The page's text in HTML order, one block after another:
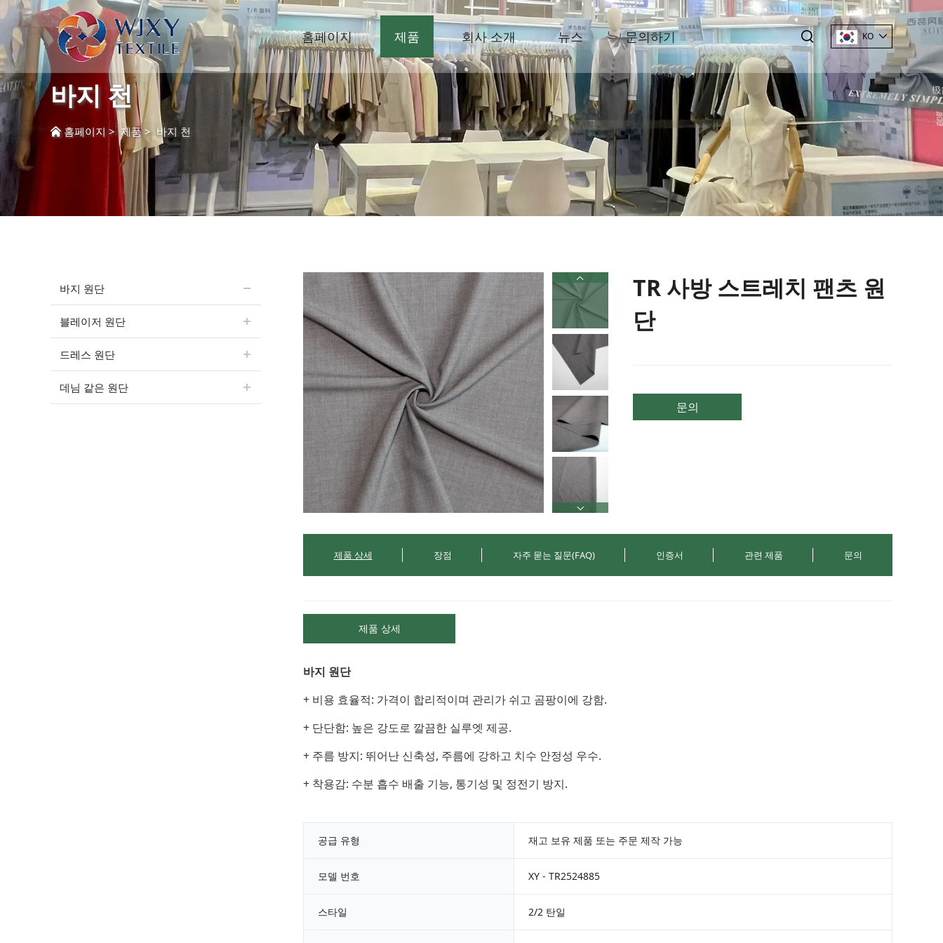
홈페이지 제품 회사 소개 뉴스 문의하기 KO
바지 천
홈페이지 >제품> 바지 천
바지 원단
블레이저 원단
드레스 원단
데님 같은 원단
TR 사방 스트레치 팬츠 원
단
문의
제품 상세 장점 자주 묻는 질문(FAQ) 인증서 관련 제품 문의
제품 상세
바지 원단
+ 비용 효율적: 가격이 합리적이며 관리가 쉬고 곰팡이에 강함.
+ 단단함: 높은 강도로 깔끔한 실루엣 제공.
+ 주름 방지: 뛰어난 신축성, 주름에 강하고 치수 안정성 우수.
+ 착용감: 수분 흡수 배출 기능, 통기성 및 정전기 방지.
공급 유형 재고 보유 제품 또는 주문 제작 가능
모델 번호 XY - TR2524885
스타일 2/2 탄일